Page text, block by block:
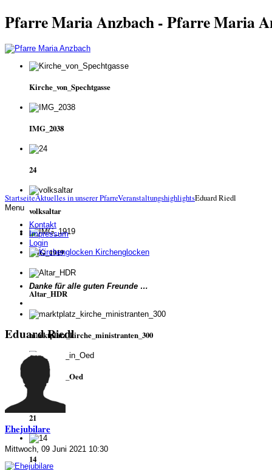
Pfarre Maria Anzbach - Pfarre Maria
Kirche_von_Spechtgasse
IMG_2038
24
volksaltar
IMG_1919
Altar_HDR
marktplatz_kirche_ministranten_300
Kapelle_in_Oed
21
14
StartseiteAktuelles in unserer PfarreVeranstaltungshighlightsEduard Riedl
Menu
Kontakt
Impressum
Login
Kirchenglocken
Danke für alle guten Freunde …
Eduard Riedl
Ehejubilare
Mittwoch, 09 Juni 2021 10:30